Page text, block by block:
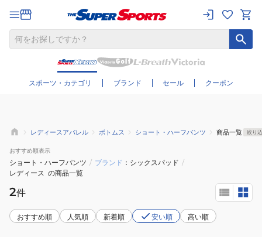
スポーツ・カテゴリ ブランド セール クーポン
さらに絞り込む
レディースアパレル ボトムス ショート・ハーフパンツ 商品一覧 絞り
おすすめ順表示
ショート・ハーフパンツ / ブランド シックスパッド /
レディース の商品一覧
2件
おすすめ順 人気順 新着順 安い順 高い順